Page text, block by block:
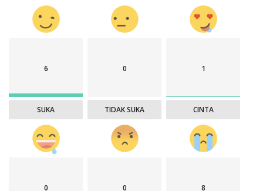
6
SUKA
0
TIDAK SUKA
1
CINTA
0 0 8